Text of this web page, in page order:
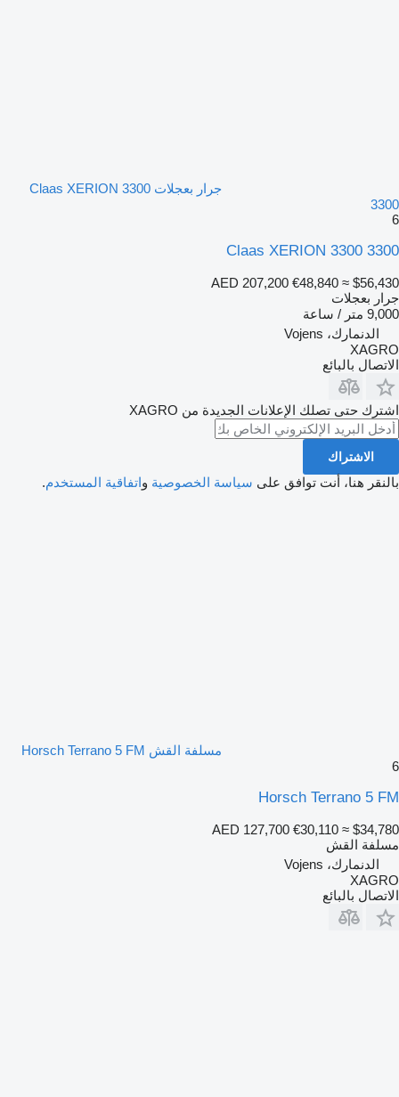
جرار بعجلات Claas XERION 3300
3300
6
Claas XERION 3300 3300
AED 207,200 €48,840 ≈ $56,430
جرار بعجلات
9,000 متر / ساعة
الدنمارك، Vojens
XAGRO
الاتصال بالبائع
اشترك حتى تصلك الإعلانات الجديدة من XAGRO
الاشتراك
بالنقر هنا، أنت توافق على سياسة الخصوصية واتفاقية المستخدم.
مسلفة القش Horsch Terrano 5 FM
6
Horsch Terrano 5 FM
AED 127,700 €30,110 ≈ $34,780
مسلفة القش
الدنمارك، Vojens
XAGRO
الاتصال بالبائع